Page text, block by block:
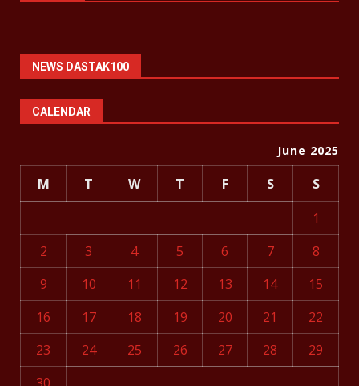
NEWS DASTAK100
CALENDAR
June 2025
M T W T F S
S
1
2
3 4 5 6 7
8
9
10 11 12 13 14
15
16
17 18 19 20 21
22
23
24 25 26 27 28
29